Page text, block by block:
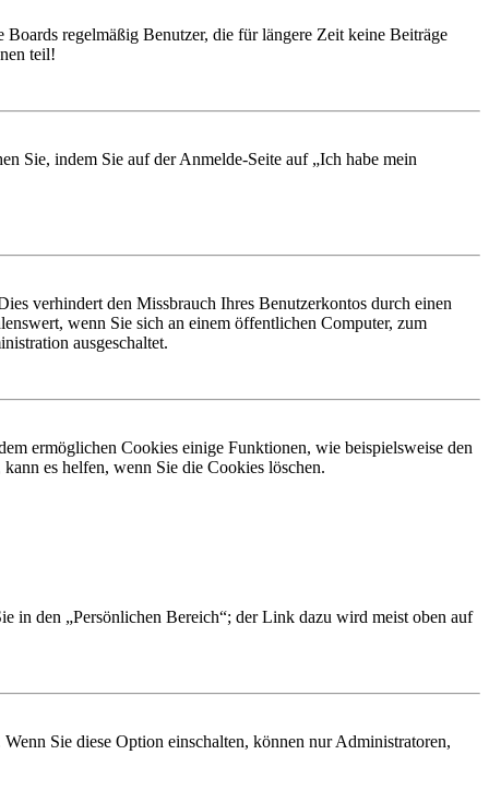
regelmäßig Benutzer, die für längere Zeit keine Beiträge
teil!
Sie, indem Sie auf der Anmelde-Seite auf „Ich habe mein
verhindert den Missbrauch Ihres Benutzerkontos durch einen
wenn Sie sich an einem öffentlichen Computer, zum
ausgeschaltet.
ermöglichen Cookies einige Funktionen, wie beispielsweise den
es helfen, wenn Sie die Cookies löschen.
in den „Persönlichen Bereich“; der Link dazu wird meist oben auf
Sie diese Option einschalten, können nur Administratoren,